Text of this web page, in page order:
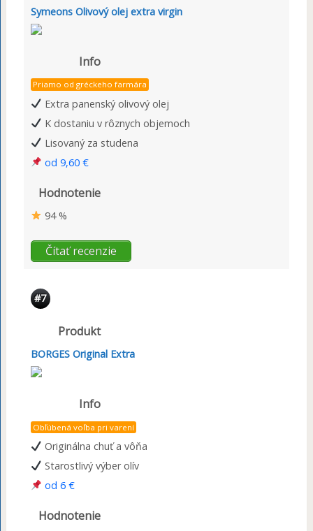
Symeons Olivový olej extra virgin
Info
Priamo od gréckeho farmára
Extra panenský olivový olej
K dostaniu v rôznych objemoch
Lisovaný za studena
od 9,60 €
Hodnotenie
94 %
Čítať recenzie
#7
Produkt
BORGES Original Extra
Info
Obľúbená voľba pri varení
Originálna chuť a vôňa
Starostlivý výber olív
od 6 €
Hodnotenie